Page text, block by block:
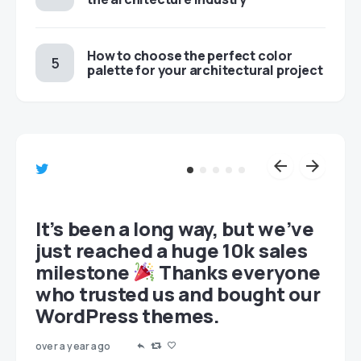
How to choose the perfect color
palette for your architectural project
It’s been a long way, but we’ve
just reached a huge 10k sales
milestone
Thanks everyone
who trusted us and bought our
WordPress themes.
over a year ago